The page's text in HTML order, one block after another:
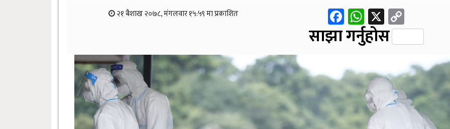
२१ बैशाख २०७८, मंगलवार १५:५९ मा प्रकाशित Facebook
WhatsApp
X
Link
साझा गर्नुहोस